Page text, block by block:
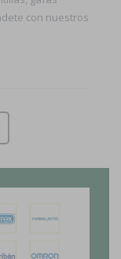
con nuestros